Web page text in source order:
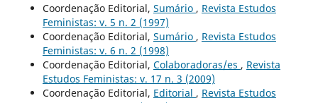
Coordenação Editorial, Sumário , Revista Estudos
Feministas: v. 5 n. 2 (1997)
Coordenação Editorial, Sumário , Revista Estudos
Feministas: v. 6 n. 2 (1998)
Coordenação Editorial, Colaboradoras/es , Revista
Estudos Feministas: v. 17 n. 3 (2009)
Coordenação Editorial, Editorial , Revista Estudos